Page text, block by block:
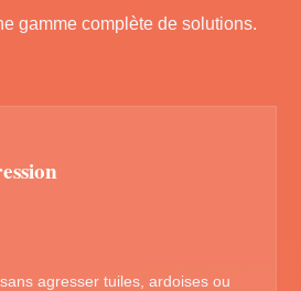
gamme complète de solutions.
agresser tuiles, ardoises ou